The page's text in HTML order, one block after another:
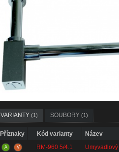
VARIANTY (1) SOUBORY (1)
Příznaky Kód varianty Název
A V RM-960 5/4.1